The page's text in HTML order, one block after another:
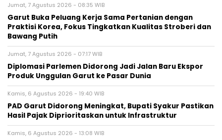
Jumat, 7 Agustus 2026 - 08:35 WIB
Garut Buka Peluang Kerja Sama Pertanian dengan
Praktisi Korea, Fokus Tingkatkan Kualitas Stroberi dan
Bawang Putih
Jumat, 7 Agustus 2026 - 07:17 WIB
Diplomasi Parlemen Didorong Jadi Jalan Baru Ekspor
Produk Unggulan Garut ke Pasar Dunia
Kamis, 6 Agustus 2026 - 19:40 WIB
PAD Garut Didorong Meningkat, Bupati Syakur Pastikan
Hasil Pajak Diprioritaskan untuk Infrastruktur
Kamis, 6 Agustus 2026 - 13:08 WIB